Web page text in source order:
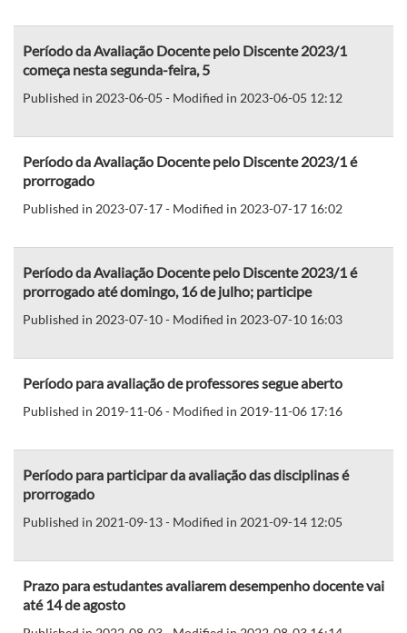
Período da Avaliação Docente pelo Discente 2023/1
começa nesta segunda-feira, 5
Published in 2023-06-05 - Modified in 2023-06-05 12:12
Período da Avaliação Docente pelo Discente 2023/1 é
prorrogado
Published in 2023-07-17 - Modified in 2023-07-17 16:02
Período da Avaliação Docente pelo Discente 2023/1 é
prorrogado até domingo, 16 de julho; participe
Published in 2023-07-10 - Modified in 2023-07-10 16:03
Período para avaliação de professores segue aberto
Published in 2019-11-06 - Modified in 2019-11-06 17:16
Período para participar da avaliação das disciplinas é
prorrogado
Published in 2021-09-13 - Modified in 2021-09-14 12:05
Prazo para estudantes avaliarem desempenho docente vai
até 14 de agosto